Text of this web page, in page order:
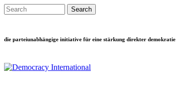
Direkt zum Inhalt
Search this site
die parteiunabhängige initiative für eine stärkung direkter demokratie